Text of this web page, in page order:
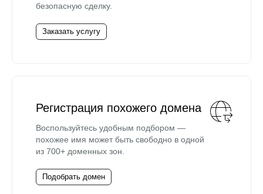
безопасную сделку.
Заказать услугу
Регистрация похожего домена
Воспользуйтесь удобным подбором —
похожее имя может быть свободно в одной
из 700+ доменных зон.
Подобрать домен